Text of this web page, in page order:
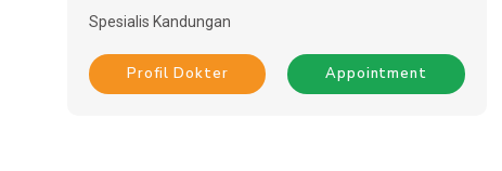
Spesialis Kandungan
Profil Dokter Appointment